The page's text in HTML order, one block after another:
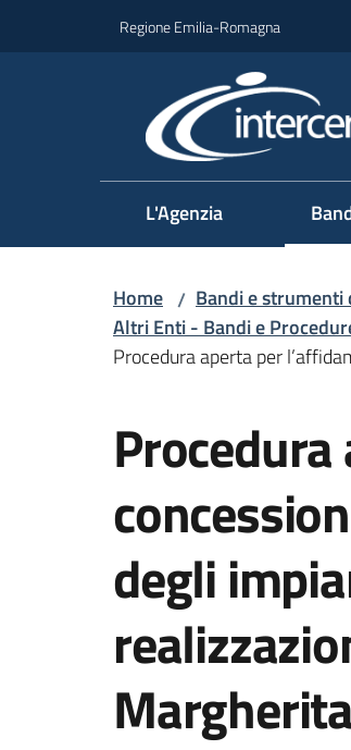
Regione Emilia-Romagna
L'Agenzia
Home / Bandi e strumenti
Altri Enti - Bandi e
Procedura aperta per
degli
Margherita